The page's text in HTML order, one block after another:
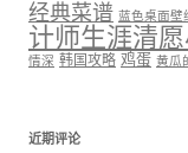
经典菜谱 蓝色桌面壁
计师生涯清
情深 韩国攻略 鸡蛋 黄瓜
近期评论